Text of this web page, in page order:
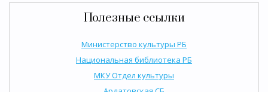
Полезные ссылки
Министерство культуры РБ
Национальная библиотека РБ
МКУ Отдел культуры